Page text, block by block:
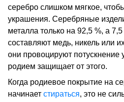
серебро слишком мягкое,
украшения. Серебряные
металла только на 92,5 %, а
составляют медь, никель или
они провоцируют
родием защищает от этого.
Когда родиевое покрытие на
начинает стираться, это не